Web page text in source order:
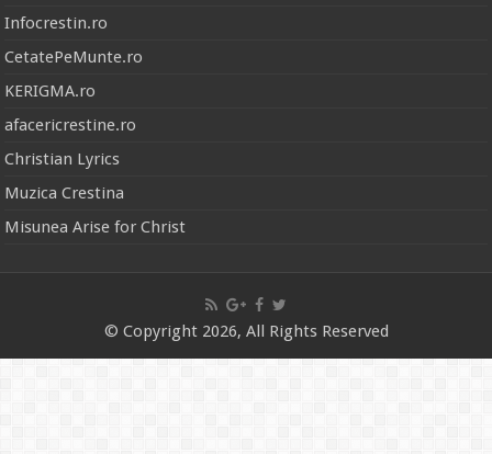
Infocrestin.ro
CetatePeMunte.ro
KERIGMA.ro
afacericrestine.ro
Christian Lyrics
Muzica Crestina
Misunea Arise for Christ
© Copyright 2026, All Rights Reserved